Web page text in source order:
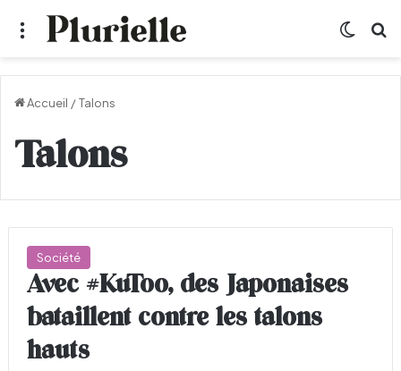
Menu
Accueil /Talons
Talons
Société
Avec #KuToo, des Japonaises
bataillent contre les talons
hauts